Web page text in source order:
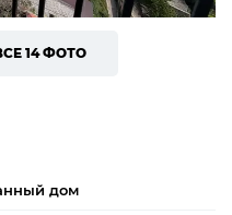
14 ФОТО
дом